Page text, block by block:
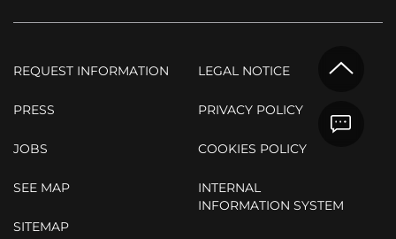
REQUEST INFORMATION
PRESS
JOBS
LEGAL NOTICE
PRIVACY POLICY
COOKIES POLICY
SEE MAP
SITEMAP
INTERNAL
INFORMATION SYSTEM